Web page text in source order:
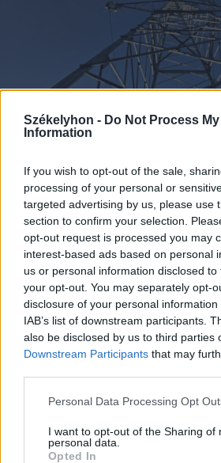
Székelyhon - Do Not Process
Information
If you wish to opt-out of the sale,
processing of your personal or
targeted advertising by us, please use
section to confirm your selection.
opt-out request is processed you may
interest-based ads based on personal
us or personal information disclosed
your opt-out. You may separately opt-
disclosure of your personal
IAB’s list of downstream participants.
also be disclosed by us to third parties
Downstream Participants that may
Personal Data Processing Opt
I want to opt-out of the Sharing of
personal data.
Opted In
2026. augusztus 06., csütörtök
Villamosenergia-
enyhítéséről szóló
fogadott el a